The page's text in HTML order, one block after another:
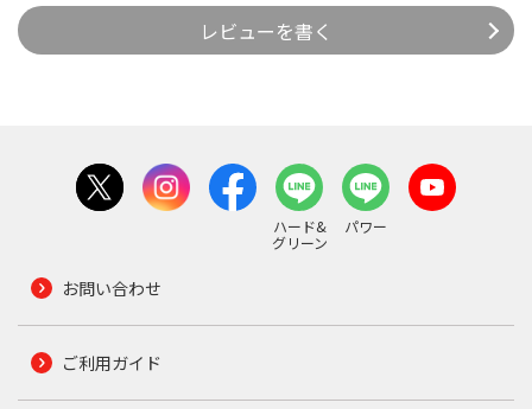
レビューを書く
ハード&
グリーン
パワー
お問い合わせ
ご利用ガイド